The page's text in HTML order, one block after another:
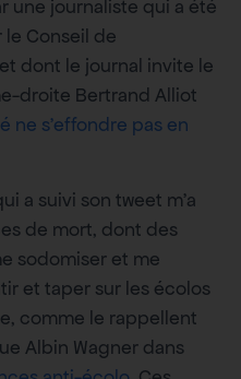
une journaliste qui a été
le Conseil de
dont le journal invite le
droite Bertrand Alliot
ne s’effondre pas en
a suivi son tweet m’a
de mort, dont des
sodomiser et me
et taper sur les écolos
comme le rappellent
Albin Wagner dans